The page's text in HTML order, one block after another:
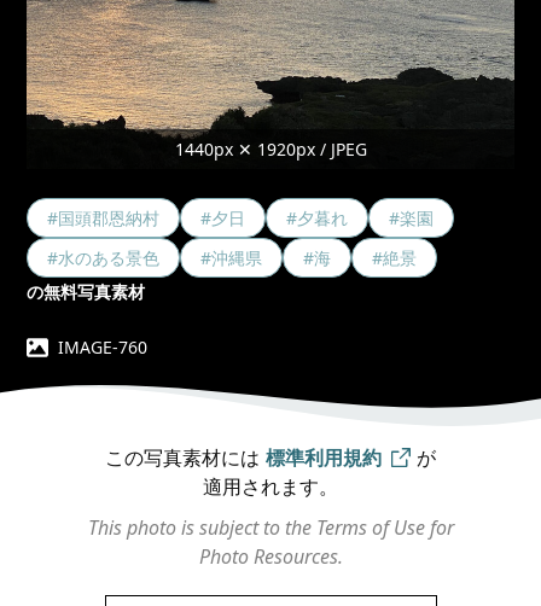
1440px ✕ 1920px / JPEG
#国頭郡恩納村 #夕日 #夕暮れ
#楽園
#水のある景色
#沖縄県 #海
#絶景
の無料写真素材
IMAGE-760
この写真素材には 標準利用規約
が
適用されます。
This photo is subject to the Terms of Use for
Photo Resources.